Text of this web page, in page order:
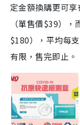
定金額換購更可
（單售價$39）
$180），平均每
有限，售完即止。